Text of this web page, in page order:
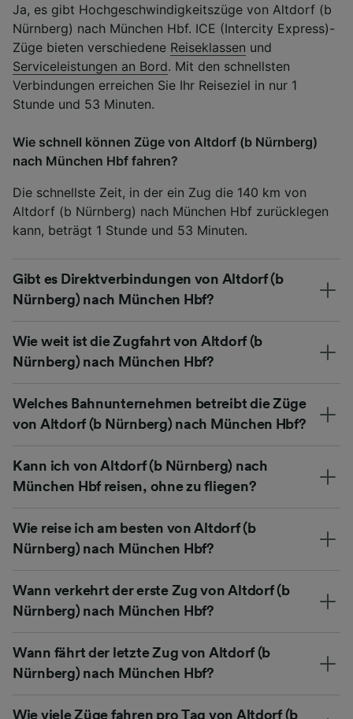
Ja, es gibt Hochgeschwindigkeitszüge von Altdorf (b
Nürnberg) nach München Hbf. ICE (Intercity Express)-
Züge bieten verschiedene Reiseklassen und
Serviceleistungen an Bord. Mit den schnellsten
Verbindungen erreichen Sie Ihr Reiseziel in nur 1
Stunde und 53 Minuten.
Wie schnell können Züge von Altdorf (b Nürnberg)
nach München Hbf fahren?
Die schnellste Zeit, in der ein Zug die 140 km von
Altdorf (b Nürnberg) nach München Hbf zurücklegen
kann, beträgt 1 Stunde und 53 Minuten.
Gibt es Direktverbindungen von Altdorf (b
Nürnberg) nach München Hbf?
Wie weit ist die Zugfahrt von Altdorf (b
Nürnberg) nach München Hbf?
Welches Bahnunternehmen betreibt die Züge
von Altdorf (b Nürnberg) nach München Hbf?
Kann ich von Altdorf (b Nürnberg) nach
München Hbf reisen, ohne zu fliegen?
Wie reise ich am besten von Altdorf (b
Nürnberg) nach München Hbf?
Wann verkehrt der erste Zug von Altdorf (b
Nürnberg) nach München Hbf?
Wann fährt der letzte Zug von Altdorf (b
Nürnberg) nach München Hbf?
Wie viele Züge fahren pro Tag von Altdorf (b